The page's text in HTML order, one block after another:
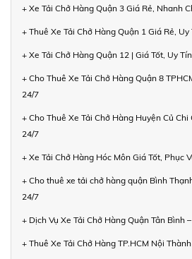
+ Xe Tải Chở Hàng Quận 3 Giá Rẻ, Nhanh
+ Thuê Xe Tải Chở Hàng Quận 1 Giá Rẻ, Uy
+ Xe Tải Chở Hàng Quận 12 | Giá Tốt, Uy
+ Cho Thuê Xe Tải Chở Hàng Quận 8
24/7
+ Cho Thuê Xe Tải Chở Hàng Huyện Củ Chi
24/7
+ Xe Tải Chở Hàng Hóc Môn Giá Tốt, Phục
+ Cho thuê xe tải chở hàng quận Bình
24/7
+ Dịch Vụ Xe Tải Chở Hàng Quận Tân Bình
+ Thuê Xe Tải Chở Hàng TP.HCM Nội